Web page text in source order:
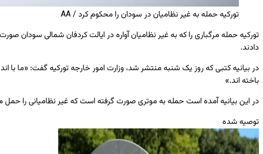
تورکیه حمله به غیر نظامیان در سودان را محکوم کرد / AA
تورکیه حمله مرگباری را که به غیر نظامیان آواره در ایالت کردفان شمالی
دادند.
در بیانیه کتبی که روز یک ‌شنبه منتشر شد، وزارت امور خارجه تورکیه گفت: «ما با
باخته ‌اند.»
در این بیانیه آمده است حمله به موتری صورت گرفته است که غیر نظامیانی را
توصیه شده